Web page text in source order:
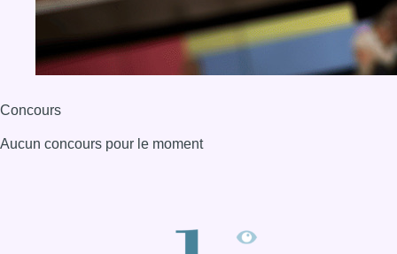
Concours
Aucun concours pour le moment